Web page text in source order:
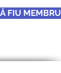
FIU MEMBRU